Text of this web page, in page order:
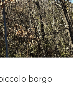
borgo